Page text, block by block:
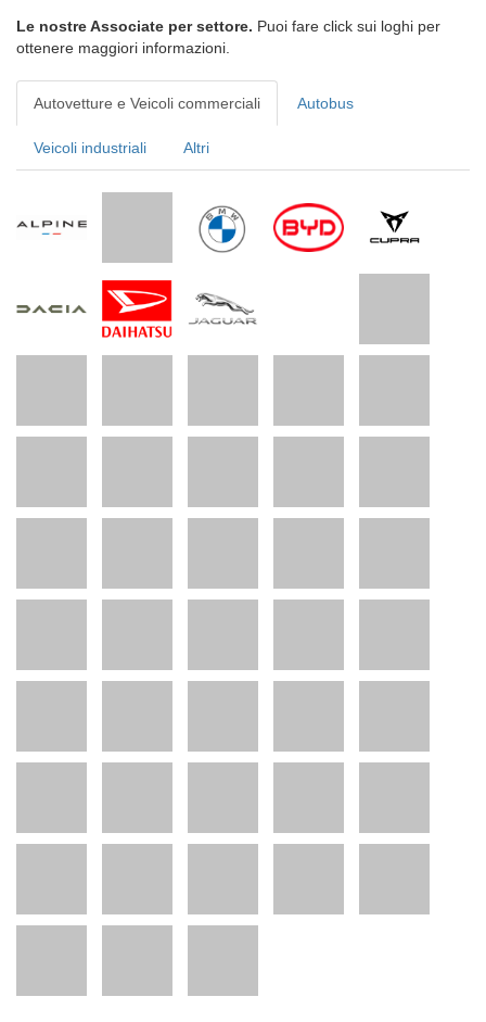
Le nostre Associate per settore. Puoi fare click sui loghi per
ottenere maggiori informazioni.
Autovetture e Veicoli commerciali Autobus
Veicoli industriali Altri